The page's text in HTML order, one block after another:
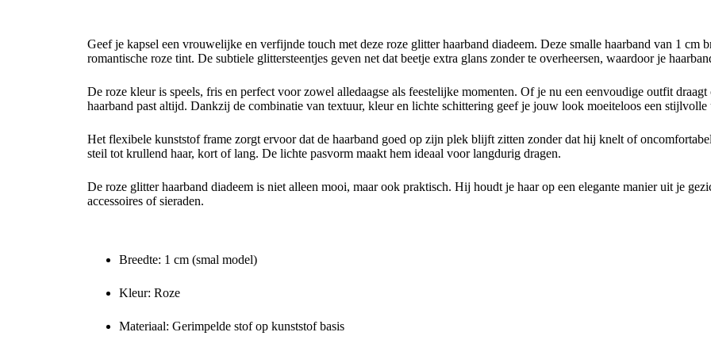
Geef je kapsel een vrouwelijke en verfijnde touch met deze roze glitter haarband diadeem. Deze smalle haarband van 1 cm
romantische roze tint. De subtiele glittersteentjes geven net dat beetje extra glans zonder te overheersen, waardoor je
De roze kleur is speels, fris en perfect voor zowel alledaagse als feestelijke momenten. Of je nu een eenvoudige outfit
haarband past altijd. Dankzij de combinatie van textuur, kleur en lichte schittering geef je jouw look moeiteloos een stijlvolle
Het flexibele kunststof frame zorgt ervoor dat de haarband goed op zijn plek blijft zitten zonder dat hij knelt of
steil tot krullend haar, kort of lang. De lichte pasvorm maakt hem ideaal voor langdurig dragen.
De roze glitter haarband diadeem is niet alleen mooi, maar ook praktisch. Hij houdt je haar op een elegante manier uit je
accessoires of sieraden.
Breedte: 1 cm (smal model)
Kleur: Roze
Materiaal: Gerimpelde stof op kunststof basis